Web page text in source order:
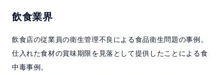
飲食業界
飲食店の従業員の衛生管理不良による食品衛生問題の事例。
仕入れた食材の賞味期限を見落として提供したことによる食
中毒事例。